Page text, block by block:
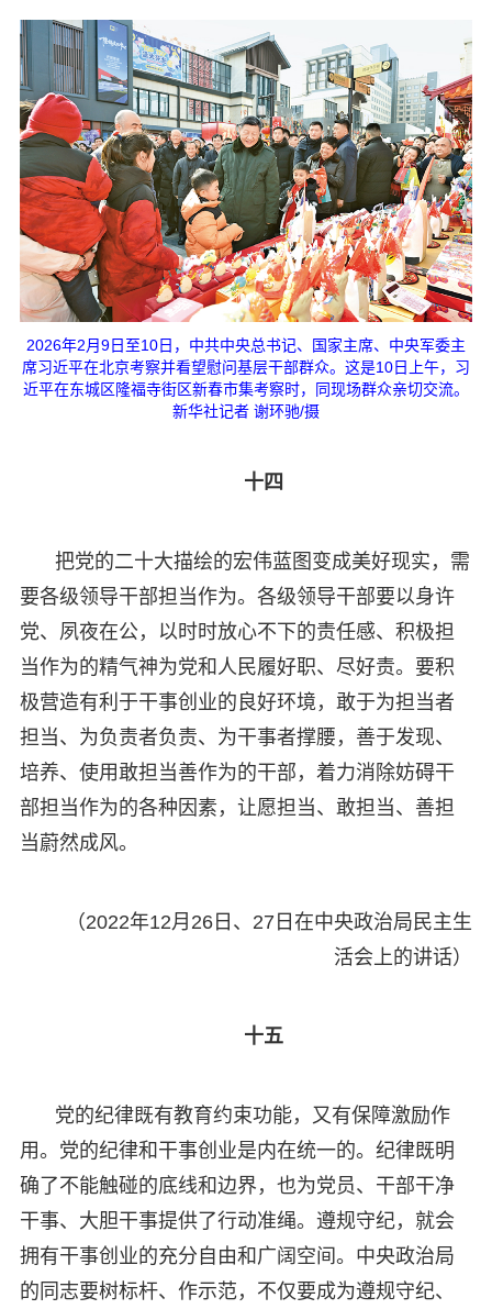
2026年2月9日至10日，中共中央总书记、国家主席、中央军委主
席习近平在北京考察并看望慰问基层干部群众。这是10日上午，习
近平在东城区隆福寺街区新春市集考察时，同现场群众亲切交流。
新华社记者 谢环驰/摄
十四
把党的二十大描绘的宏伟蓝图变成美好现实，需
要各级领导干部担当作为。各级领导干部要以身许
党、夙夜在公，以时时放心不下的责任感、积极担
当作为的精气神为党和人民履好职、尽好责。要积
极营造有利于干事创业的良好环境，敢于为担当者
担当、为负责者负责、为干事者撑腰，善于发现、
培养、使用敢担当善作为的干部，着力消除妨碍干
部担当作为的各种因素，让愿担当、敢担当、善担
当蔚然成风。
（2022年12月26日、27日在中央政治局民主生
活会上的讲话）
十五
党的纪律既有教育约束功能，又有保障激励作
用。党的纪律和干事创业是内在统一的。纪律既明
确了不能触碰的底线和边界，也为党员、干部干净
干事、大胆干事提供了行动准绳。遵规守纪，就会
拥有干事创业的充分自由和广阔空间。中央政治局
的同志要树标杆、作示范，不仅要成为遵规守纪、